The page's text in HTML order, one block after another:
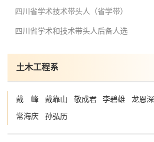
教学科研岗 行政管理岗 教学思政岗
本科教育
四川省学术技术带头人（省学带）
四川省学术和技术带头人后备人选
土木工程系
戴 峰 戴靠山 敬成君 李碧雄 龙恩深
常海庆
孙弘历